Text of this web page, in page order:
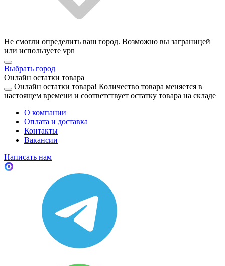
Не смогли определить ваш город. Возможно вы заграницей
или используете vpn
Выбрать город
Онлайн остатки товара
Онлайн остатки товара! Количество товара меняется в
настоящем времени и соответствует остатку товара на складе
О компании
Оплата и доставка
Контакты
Вакансии
Написать нам